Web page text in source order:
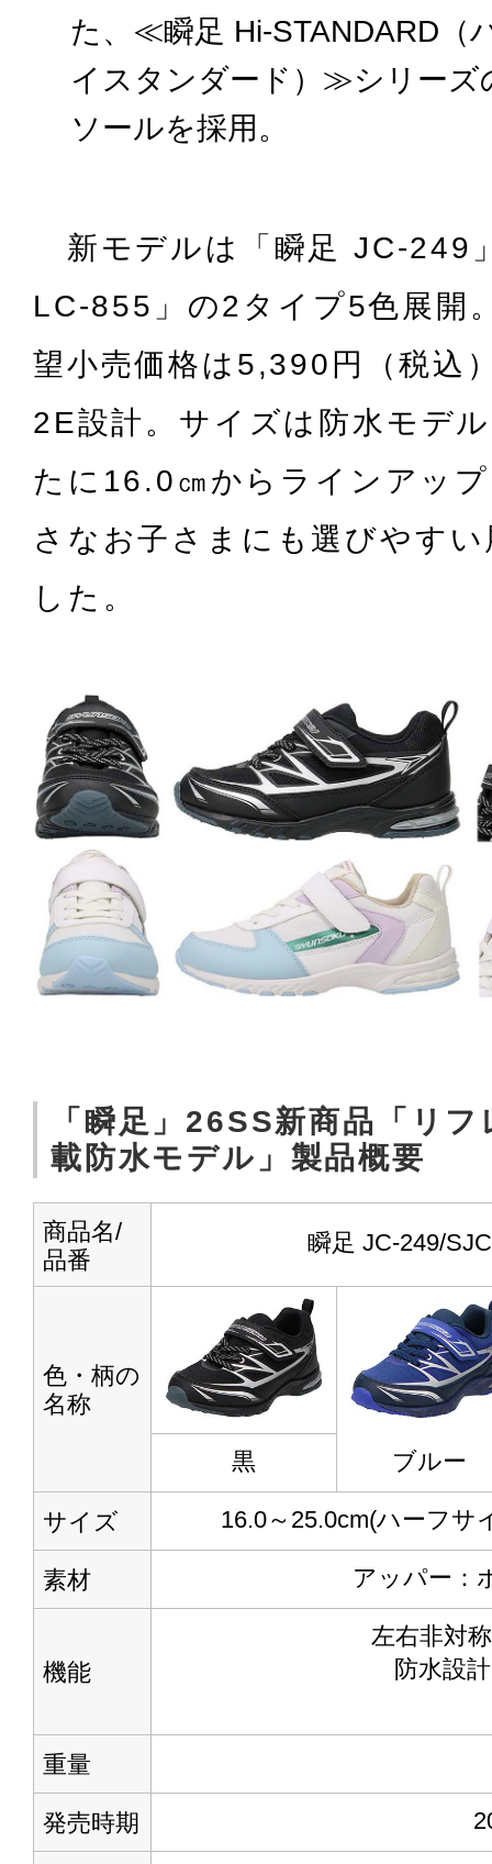
た、 ≪瞬足 Hi-STANDARD（
イスタンダード）≫シリーズ
ソールを採用。
新モデルは「瞬足 JC-249
LC-855」の2タイプ5色展開
望小売価格は5,390円（税込
2E設計。サイズは防水モデ
たに16.0㎝からラインアッ
さなお子さまにも選びやす
した。
「瞬足」26SS新商品「リ
載防水モデル」製品概要
商品名/
品番
瞬足 JC-249/
色・柄の
名称
黒 ブルー
サイズ 16.0～25.0cm(ハーフサ
素材 アッパー：
機能
左右非対
防水設計
重量
発売時期